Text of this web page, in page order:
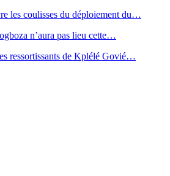
les coulisses du déploiement du…
n’aura pas lieu cette…
ressortissants de Kplélé Govié…